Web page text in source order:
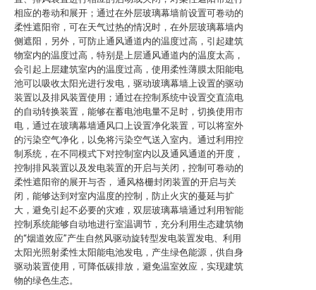
相应的卷动和展开；通过在外层玻璃幕墙前设置可卷动的
柔性遮阳帘，可在天气过热的情况时，在外层玻璃幕墙内
侧遮阳，另外，可防止通风通道内的温度过高，引起建筑
物室内的温度过高，特别是上层通风通道内的温度太高，
会引起上层建筑室内的温度过高，使用柔性薄膜太阳能电
池可以吸收太阳光进行发电，驱动玻璃幕墙上设置的驱动
装置以及排风装置使用；通过在控制系统中设置交直流电
的自动转换装置，能够在蓄电池电量不足时，切换使用市
电，通过在玻璃幕墙通风口上设置净化装置，可以将室外
的污染空气净化，以免将污染空气送入室内。通过利用控
制系统，在不同模式下对控制室内以及通风通道的开度，
控制排风装置以及发电装置的开启与关闭，控制可卷动的
柔性遮阳帘的展开与否， 通风格栅封闭装置的开启与关
闭，能够达到对室内温度的控制，防止火灾的蔓延与扩
大，避免引起不必要的灾难，双层玻璃幕墙通过利用智能
控制系统能够自动地进行室温调节，充分利用生态建筑物
的“烟道效应”产生自然风驱动旋转型发电装置发电、利用
太阳光照射柔性太阳能电池发电，产生绿色能源，供自身
驱动装置使用，可降低碳排放，避免温室效应，实现建筑
物的绿色生态。